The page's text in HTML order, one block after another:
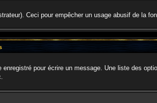
Ceci pour empêcher un usage abusif de la
pour écrire un message. Une liste des